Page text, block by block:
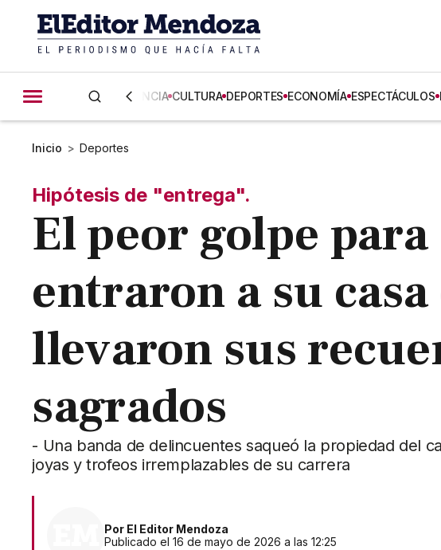
CIENCIA CULTURA DEPORTES ECONOMÍA ESPECTÁCULOS
Inicio > Deportes
Hipótesis de "entrega".
El peor golpe
entraron a su
llevaron sus
sagrados
- Una banda de delincuentes saqueó la propiedad del
joyas y trofeos irremplazables de su carrera
Por El Editor Mendoza
Publicado el 16 de mayo de 2026 a las 12:25